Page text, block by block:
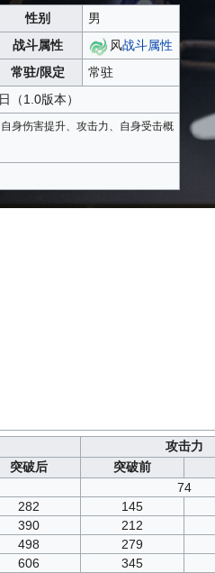
性别
男
战斗属性 风战斗属性
常驻/限定
常驻
（1.0版本）
身伤害提升、攻击力、自身受击概
攻击力
突破后 突破前
74
282 145
390 212
498 279
606 345